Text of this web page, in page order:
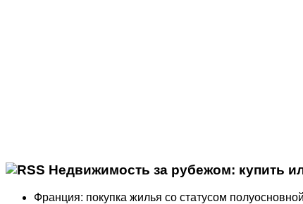
Недвижимость за рубежом: купить
Франция: покупка жилья со статусом